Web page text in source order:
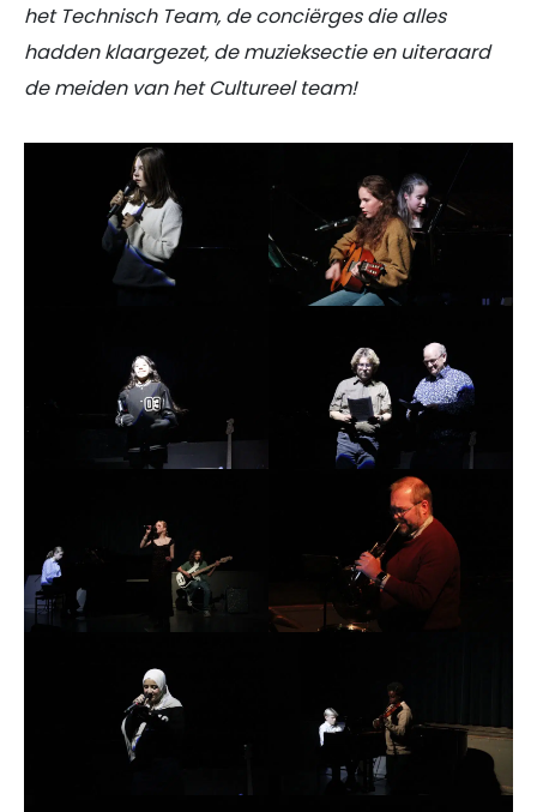
het Technisch Team, de conciërges die alles
hadden klaargezet, de muzieksectie en uiteraard
de meiden van het Cultureel team!